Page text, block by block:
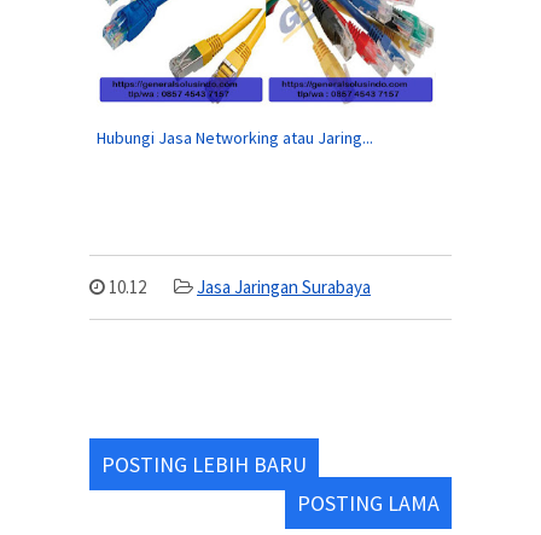
Hubungi Jasa Networking atau Jaring...
10.12 Jasa Jaringan Surabaya
POSTING LEBIH BARU
POSTING LAMA